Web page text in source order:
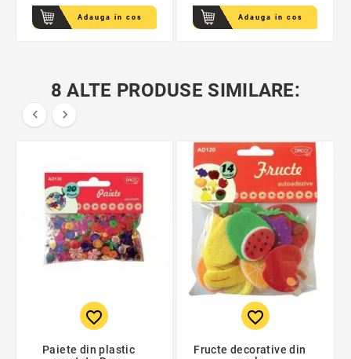
Adauga in cos Adauga in cos
8 ALTE PRODUSE SIMILARE:
 
favorite_border
Paiete din plastic
favorite_border
Fructe decorative din